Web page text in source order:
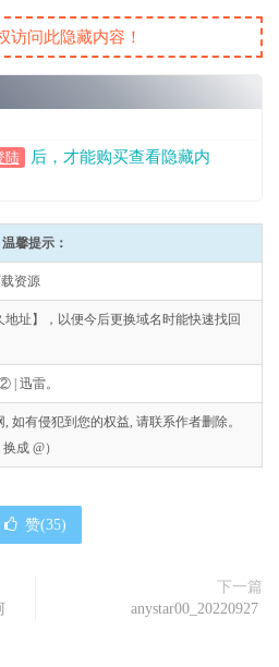
访问此隐藏内容！
陆
后，才能购买查看隐藏内
温馨提示：
资源
址】，以便今后更换域名时能快速找回
| 迅雷。
有侵犯到您的权益, 请联系作者删除。
成 @）
赞(35)
下一篇
anystar00_20220927